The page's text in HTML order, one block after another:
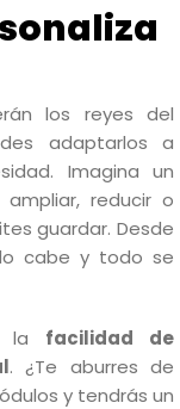
los reyes del
adaptarlos a
Imagina un
reducir o
guardar. Desde
cabe y todo se
la facilidad de
. ¿Te aburres de
y tendrás un